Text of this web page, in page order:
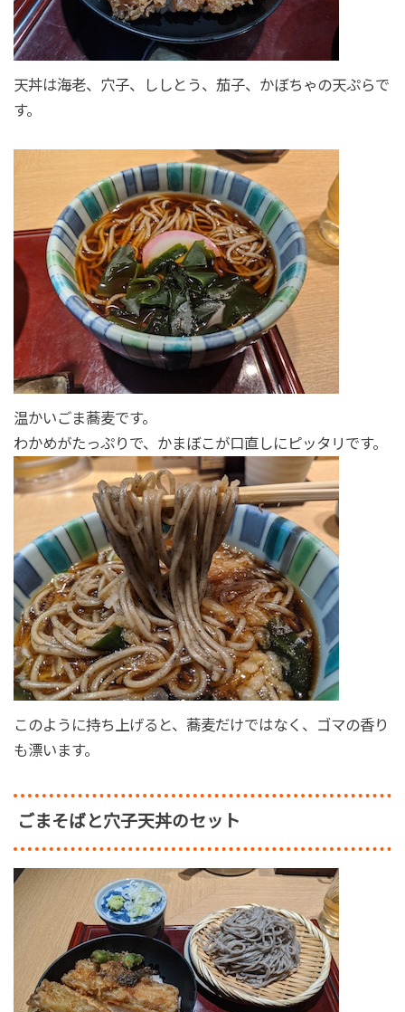
天丼は海老、穴子、ししとう、茄子、かぼちゃの天ぷらで
す。
温かいごま蕎麦です。
わかめがたっぷりで、かまぼこが口直しにピッタリです。
このように持ち上げると、蕎麦だけではなく、ゴマの香り
も漂います。
ごまそばと穴子天丼のセット